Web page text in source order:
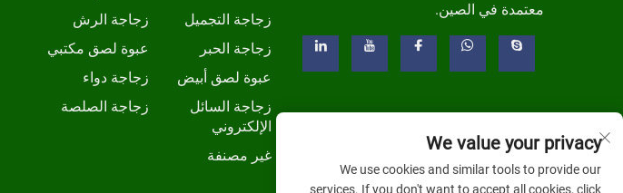
معتمدة في الصين.
زجاجة التجميل
زجاجة الرش
زجاجة الحبر
عبوة لصق مكتبي
عبوة لصق أبيض
زجاجة دواء
زجاجة السائل
الإلكتروني
زجاجة الصلصة
غير مصنفة
We value your privacy
We use cookies and similar tools to provide our
services. If you don't want to accept all cookies, click